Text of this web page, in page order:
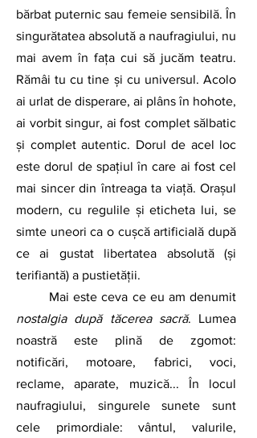
bărbat puternic sau femeie sensibilă. În
singurătatea absolută a naufragiului, nu
mai avem în fața cui să jucăm teatru.
Rămâi tu cu tine și cu universul. Acolo
ai urlat de disperare, ai plâns în hohote,
ai vorbit singur, ai fost complet sălbatic
și complet autentic. Dorul de acel loc
este dorul de spațiul în care ai fost cel
mai sincer din întreaga ta viață. Orașul
modern, cu regulile și eticheta lui, se
simte uneori ca o cușcă artificială după
ce ai gustat libertatea absolută (și
terifiantă) a pustietății.
nostalgia după tăcerea sacră. Lumea
noastră este plină de zgomot:
notificări, motoare, fabrici, voci,
reclame, aparate, muzică... În locul
naufragiului, singurele sunete sunt
cele primordiale: vântul, valurile,